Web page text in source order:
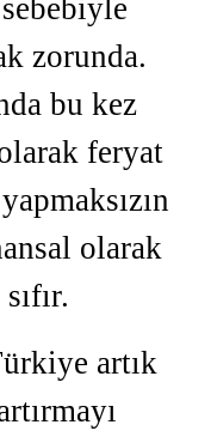
zorunda.
bu kez
feryat
olarak
artık